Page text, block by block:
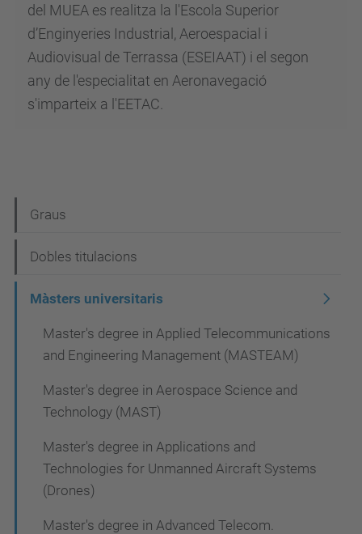
del MUEA es realitza la l'Escola Superior
d’Enginyeries Industrial, Aeroespacial i
Audiovisual de Terrassa (ESEIAAT) i el segon
any de l'especialitat en Aeronavegació
s'imparteix a l'EETAC.
a
v
Graus
Dobles titulacions
Màsters universitaris
Master's degree in Applied Telecommunications
and Engineering Management (MASTEAM)
Master's degree in Aerospace Science and
Technology (MAST)
Master's degree in Applications and
Technologies for Unmanned Aircraft Systems
(Drones)
Master's degree in Advanced Telecom.